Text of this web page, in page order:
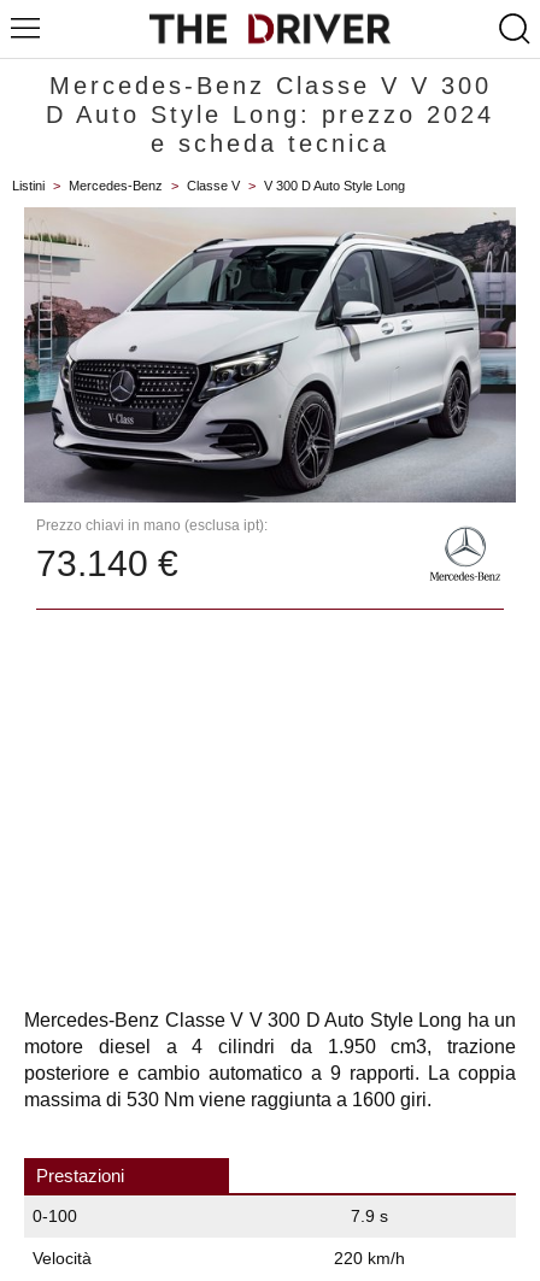
Mercedes-Benz Classe V V 300
D Auto Style Long: prezzo 2024
e scheda tecnica
Listini > Mercedes-Benz > Classe V > V 300 D Auto Style Long
Prezzo chiavi in mano (esclusa ipt):
73.140 €
Mercedes-Benz Classe V V 300 D Auto Style Long ha un
motore diesel a 4 cilindri da 1.950 cm3, trazione
posteriore e cambio automatico a 9 rapporti. La coppia
massima di 530 Nm viene raggiunta a 1600 giri.
Prestazioni
0-100 7.9 s
Velocità 220 km/h